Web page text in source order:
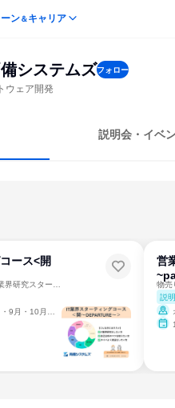
ン＆キャリア
システムズフォロー
ウェア開発
説明会・イベ
ース<開
10月・11月・12月
営
説